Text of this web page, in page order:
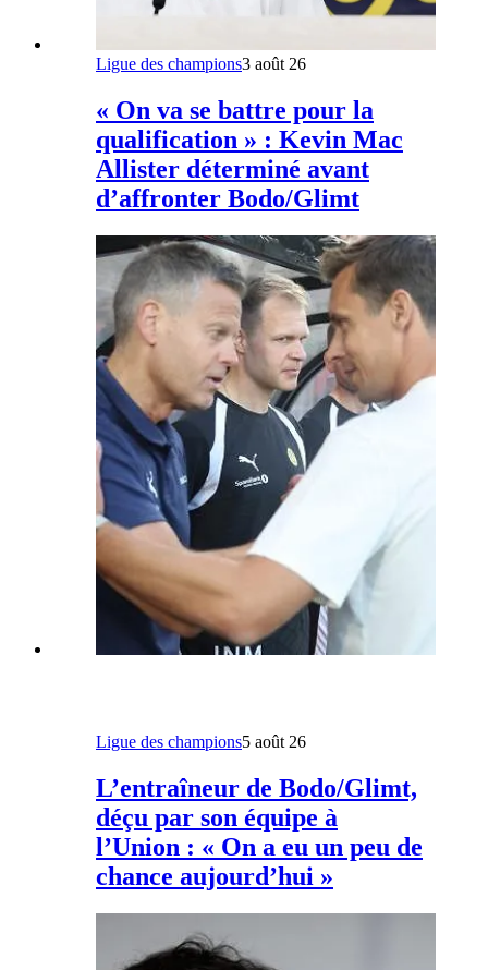
Ligue des champions3 août 26
« On va se battre pour la
qualification » : Kevin Mac
Allister déterminé avant
d’affronter Bodo/Glimt
Ligue des champions5 août 26
L’entraîneur de Bodo/Glimt,
déçu par son équipe à
l’Union : « On a eu un peu de
chance aujourd’hui »